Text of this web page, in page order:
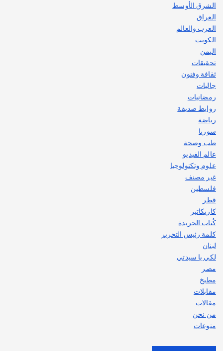
الشرق الأوسط
العراق
العرب والعالم
الكويت
اليمن
تحقيقات
ثقافة وفنون
جاليات
رمضانيات
روابط صديقة
رياضة
سوريا
طب وصحة
عالم الفيديو
علوم وتكنولوجيا
غير مصنف
فلسطين
قطر
كاريكاتير
كُتاب الجريدة
كلمة رئيس التحرير
لبنان
لكي يا سيدتي
مصر
مطبخ
مقابلات
مقالات
من نحن
منوعات